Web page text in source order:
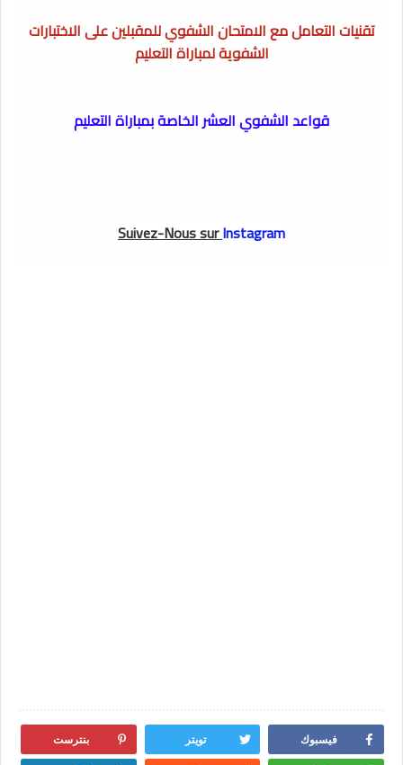
تقنيات التعامل مع الامتحان الشفوي للمقبلين على الاختبارات
الشفوية لمباراة التعليم
قواعد الشفوي العشر الخاصة بمباراة التعليم
Suivez-Nous surInstagram
فيسبوك تويتر بنترست